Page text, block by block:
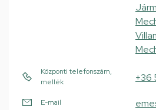
Központi telefonszám,
mellék
+36
E-mail